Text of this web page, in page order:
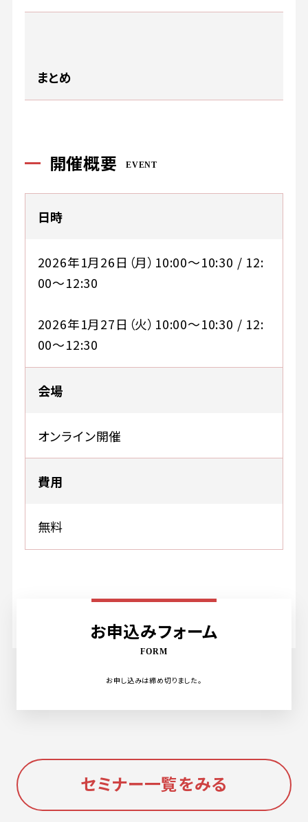
まとめ
開催概要 EVENT
日時
2026年1月26日（月）10:00～10:30 / 12:
00～12:30
2026年1月27日（火）10:00～10:30 / 12:
00～12:30
会場
オンライン開催
費用
無料
お申込みフォーム
FORM
お申し込みは締め切りました。
セミナー一覧をみる